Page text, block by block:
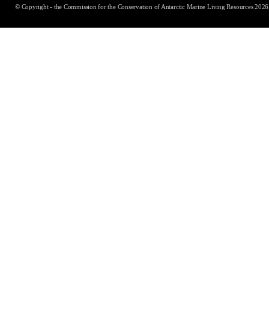
© Copyright - the Commission for the Conservation of Antarctic Marine Living Resources